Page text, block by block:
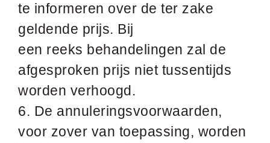
te informeren over de ter zake
geldende prijs. Bij
een reeks behandelingen zal de
afgesproken prijs niet tussentijds
worden verhoogd.
6. De annuleringsvoorwaarden,
voor zover van toepassing, worden